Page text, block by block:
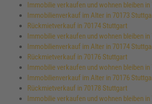
Immobilie verkaufen und wohnen bleiben
Immobilienverkauf im Alter in 70173
Rückmietverkauf in 70174 Stuttgart
Immobilie verkaufen und wohnen bleiben
Immobilienverkauf im Alter in 70174
Rückmietverkauf in 70176 Stuttgart
Immobilie verkaufen und wohnen bleiben
Immobilienverkauf im Alter in 70176
Rückmietverkauf in 70178 Stuttgart
Immobilie verkaufen und wohnen bleiben